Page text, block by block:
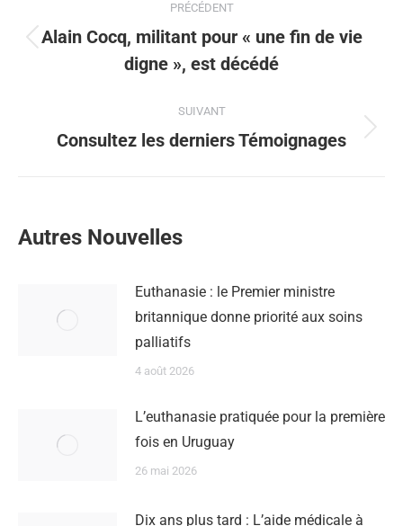
PRÉCÉDENT
Alain Cocq, militant pour « une fin de vie
digne », est décédé
SUIVANT
Consultez les derniers Témoignages
Autres Nouvelles
Euthanasie : le Premier ministre
britannique donne priorité aux soins
palliatifs
4 août 2026
L’euthanasie pratiquée pour la première
fois en Uruguay
26 mai 2026
Dix ans plus tard : L’aide médicale à